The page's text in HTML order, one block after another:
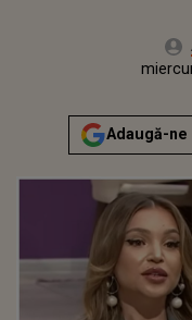
miercuri, 17 septembrie
Adaugă-